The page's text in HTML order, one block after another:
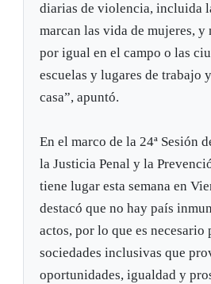
diarias de violencia, incluida
marcan las vida de mujeres, y
por igual en el campo o las
escuelas y lugares de trabajo
casa”, apuntó.
En el marco de la 24ª Sesión
la Justicia Penal y la
tiene lugar esta semana en
destacó que no hay país
actos, por lo que es necesario
sociedades inclusivas que
oportunidades, igualdad y